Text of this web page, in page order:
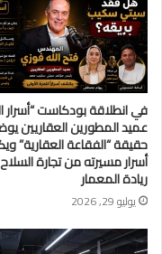
في انطلاقة بودكاست “أسرار
عميد المطورين العقاريين
حقيقة “الفقاعة العقارية”
أسرار مسيرته من تجارة
ريادة المعمار
يوليو 29, 2026